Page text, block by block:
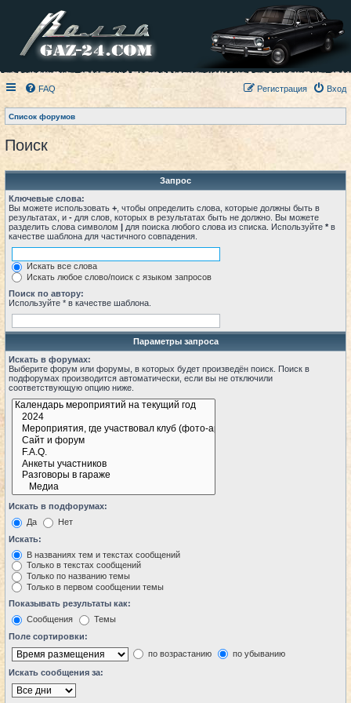
FAQ Вход
Регистрация
Список форумов
Поиск
Запрос
Ключевые слова:
Вы можете использовать + , чтобы определить слова, которые должны быть в
результатах, и - для слов, которых в результатах быть не должно. Вы можете
разделить слова символом | для поиска любого слова из списка. Используйте * в
качестве шаблона для частичного совпадения.
Искать все слова
Искать любое слово/поиск с языком запросов
Поиск по автору:
Используйте * в качестве шаблона.
Параметры запроса
Искать в форумах:
Выберите форум или форумы, в которых будет произведён поиск. Поиск в
подфорумах производится автоматически, если вы не отключили
соответствующую опцию ниже.
Искать в подфорумах:
Да
Нет
Искать:
В названиях тем и текстах сообщений
Только в текстах сообщений
Только по названию темы
Только в первом сообщении темы
Показывать результаты как:
Сообщения
Темы
Поле сортировки:
по возрастанию
по убыванию
Искать сообщения за: